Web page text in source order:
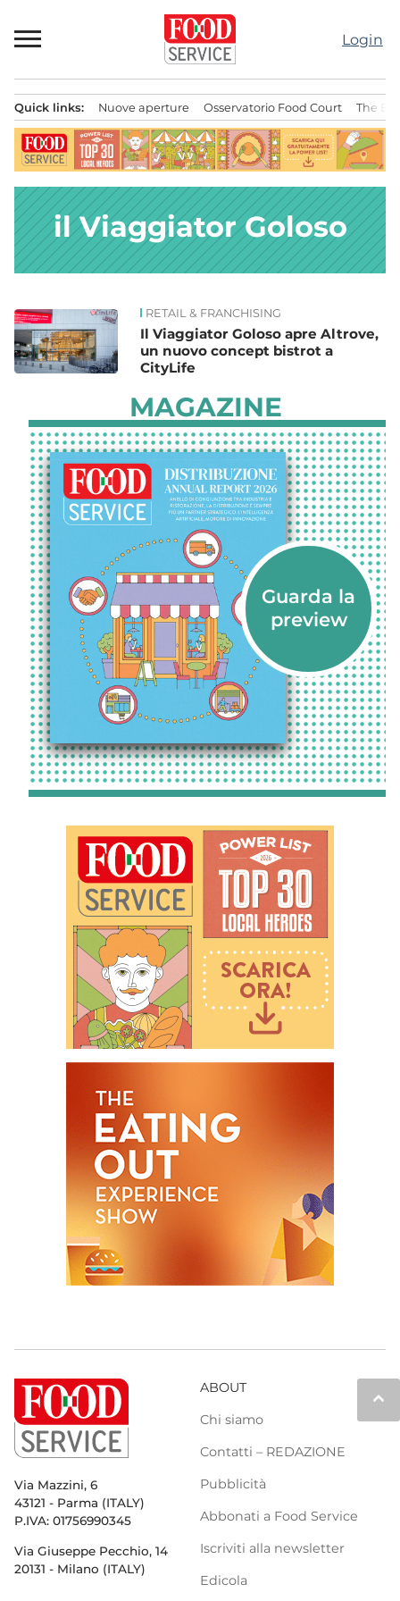
al
contenuto
Login
principale
Quick links: Nuove aperture Osservatorio Food Court The
il Viaggiator Goloso
News RETAIL & FRANCHISING
Il Viaggiator Goloso apre Altrove,
un nuovo concept bistrot a
CityLife
MAGAZINE
keyboard_arrow_up
Via Mazzini, 6
43121 - Parma (ITALY)
P.IVA: 01756990345
Via Giuseppe Pecchio, 14
20131 - Milano (ITALY)
ABOUT
Chi siamo
Contatti – REDAZIONE
Pubblicità
Abbonati a Food Service
Iscriviti alla newsletter
Edicola